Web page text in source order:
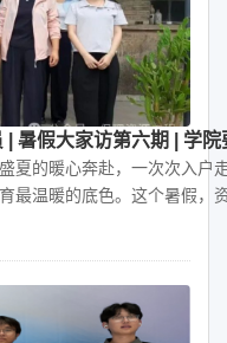
暑假大家访第六期 | 学院
夏的暖心奔赴，一次次入户
最温暖的底色。这个暑假，